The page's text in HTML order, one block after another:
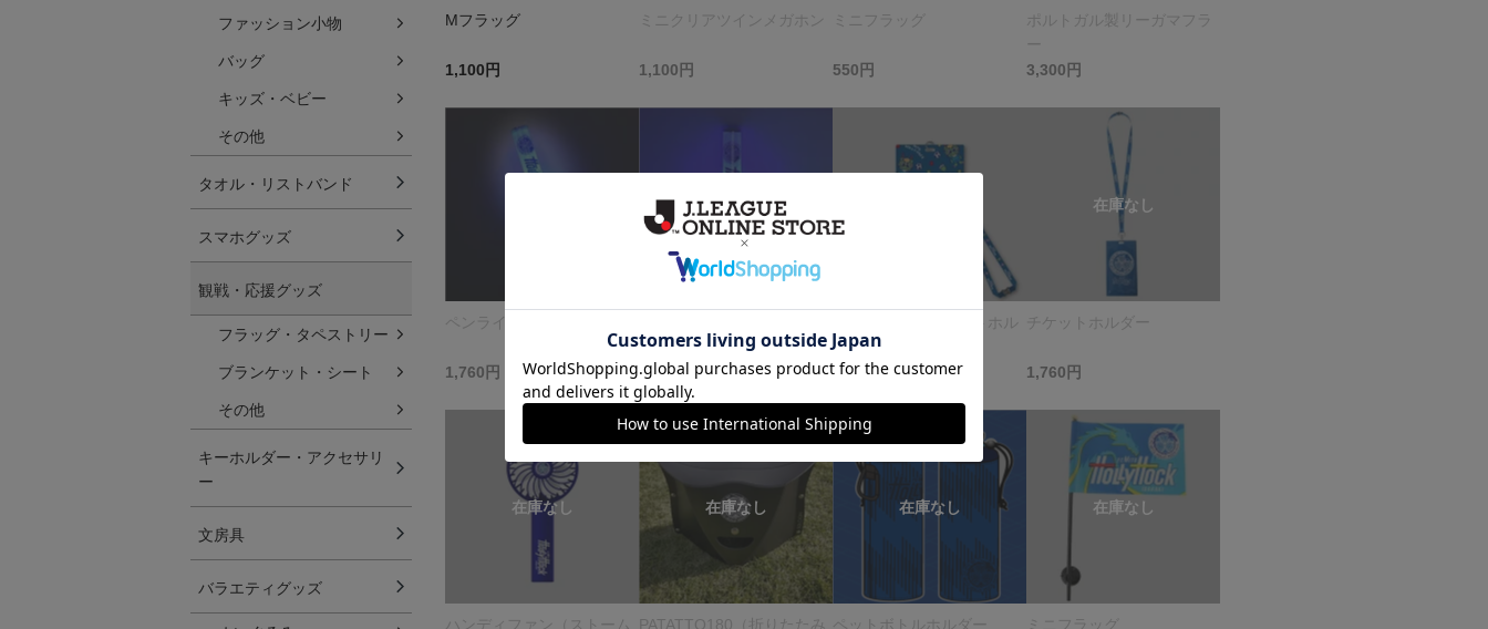
Mフラッグ
1,100円
ミニクリアツインメガホン
1,100円
ミニフラッグ
550円
ポルトガル製リーガマフラ
ー
3,300円
ペンライト(二代目)
1,760円 1,760円
ホーリーくんチケットホル
ダー
1,650円
チケットホルダー
1,760円
ハンディファン（ストーム PATATTO180（折りたたみ ペットボトルホルダー ミニフラッグ
ファッション小物
バッグ
キッズ・ベビー
その他
タオル・リストバンド
スマホグッズ
観戦・応援グッズ
フラッグ・タペストリー
ブランケット・シート
その他
キーホルダー・アクセサリ
ー
文房具
バラエティグッズ